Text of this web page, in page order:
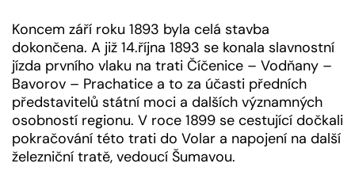
Koncem září roku 1893 byla celá stavba
dokončena. A již 14.října 1893 se konala slavnostní
jízda prvního vlaku na trati Číčenice – Vodňany –
Bavorov – Prachatice a to za účasti předních
představitelů státní moci a dalších významných
osobností regionu. V roce 1899 se cestující dočkali
pokračování této trati do Volar a napojení na další
železniční tratě, vedoucí Šumavou.